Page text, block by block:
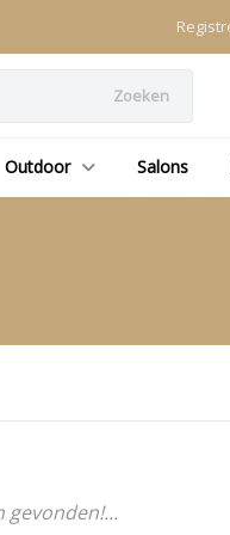
Zoeken
Outdoor Salons
gevonden!...